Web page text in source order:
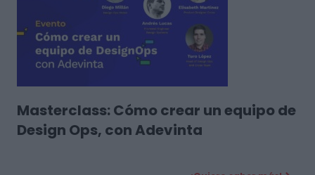
Masterclass: Cómo crear un equipo de
Design Ops, con Adevinta